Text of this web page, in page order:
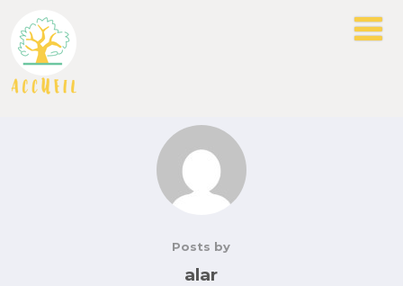
Posts by
alar